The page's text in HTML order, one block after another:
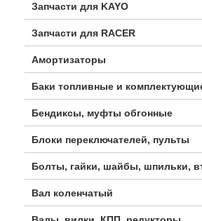
Запчасти для KAYO
Запчасти для RACER
Амортизаторы
Баки топливные и
Бендиксы, муфты обгонные
Блоки переключателей, пульты
Болты, гайки, шайбы, шпильки,
Вал коленчатый